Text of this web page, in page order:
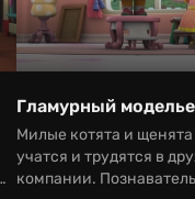
Гламурный
Милые котята и щенята
учатся и трудятся в
компании.